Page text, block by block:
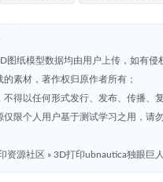
图纸模型数据均由用户上传，如有侵
的素材，著作权归原作者所有；
不得以任何形式发行、发布、传播、
仅限个人用户基于测试学习之用，请
资源社区 » 3D打印ubnautica独眼巨